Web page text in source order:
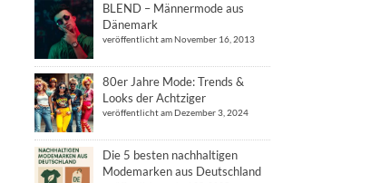
BLEND – Männermode aus
Dänemark
veröffentlicht am November 16, 2013
80er Jahre Mode: Trends &
Looks der Achtziger
veröffentlicht am Dezember 3, 2024
Die 5 besten nachhaltigen
Modemarken aus Deutschland